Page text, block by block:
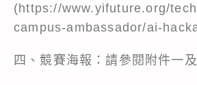
(https://www.yifuture.org/
campus-ambassador/ai-
四、競賽海報：請參閱附件一